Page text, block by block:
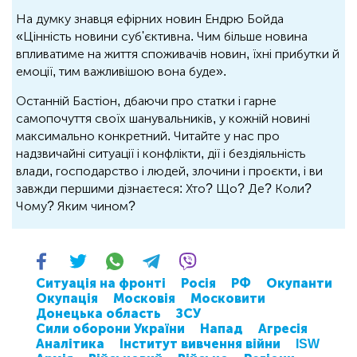
На думку знавця ефірних новин Ендрю Бойда
«Цінність новини суб'єктивна. Чим більше новина
впливатиме на життя споживачів новин, їхні прибутки й
емоції, тим важливішою вона буде».
Останній Бастіон, дбаючи про статки і гарне
самопочуття своїх шанувальників, у кожній новині
максимально конкретний. Читайте у нас про
надзвичайні ситуації і конфлікти, дії і бездіяльність
влади, господарство і людей, злочини і проєкти, і ви
завжди першими дізнаєтеся: Хто? Що? Де? Коли?
Чому? Яким чином?
Ситуація на фронті Росія РФ
Окупанти
Окупація
Московія
Московити
Донецька область
ЗСУ
Сили оборони України
Напад
Агресія
Аналітика
Інститут вивчення війни
ISW